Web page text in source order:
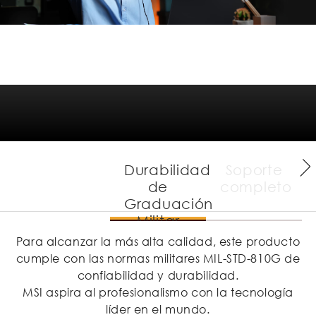
Durabilidad
de
Graduación
Militar
Para alcanzar la más alta calidad, este producto
cumple con las normas militares MIL-STD-810G de
confiabilidad y durabilidad.
MSI aspira al profesionalismo con la tecnología
líder en el mundo.